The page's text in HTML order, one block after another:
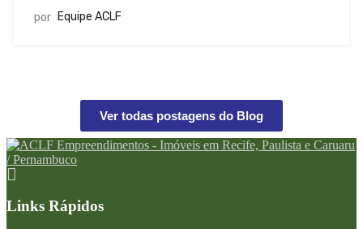
por Equipe ACLF
Ver todas postagens do Blog
Links Rápidos